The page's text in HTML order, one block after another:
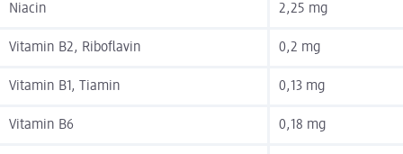
Niacin 2,25 mg
Vitamin B2, Riboflavin 0,2 mg
Vitamin B1, Tiamin 0,13 mg
Vitamin B6 0,18 mg